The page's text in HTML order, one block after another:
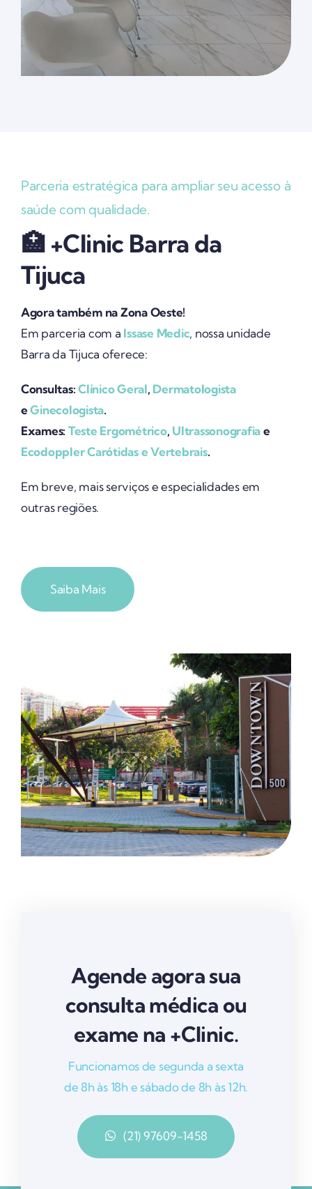
Parceria estratégica para ampliar seu acesso à
saúde com qualidade.
🏥 +Clinic Barra da
Tijuca
Agora também na Zona Oeste!
Em parceria com a Issase Medic, nossa unidade
Barra da Tijuca oferece:
Consultas:Clínico Geral, Dermatologista
eGinecologista.
Exames: Teste Ergométrico, Ultrassonografiae
Ecodoppler Carótidas e Vertebrais.
Em breve, mais serviços e especialidades em
outras regiões.
Saiba Mais
Agende agora sua
consulta médica ou
exame na +Clinic.
Funcionamos de segunda a sexta
de 8h às 18h e sábado de 8h às 12h.
(21) 97609-1458